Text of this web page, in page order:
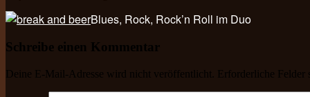
Blues, Rock, Rock’n Roll im Duo
Schreibe einen Kommentar
Deine E-Mail-Adresse wird nicht veröffentlicht. Erforderliche Felder